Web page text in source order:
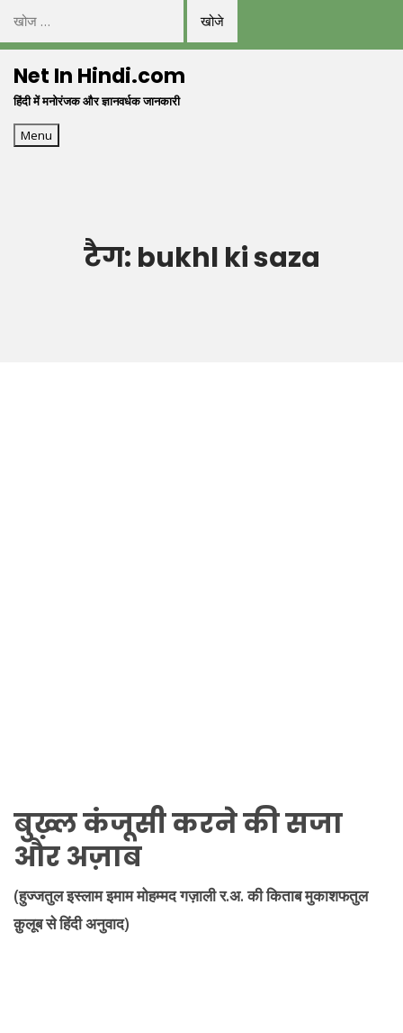
निम्न
को
खोजें:Net In Hindi.com
हिंदी में मनोरंजक और ज्ञानवर्धक जानकारी
Menu
टैग: bukhl ki saza
बुख़्ल कंजूसी करने की सजा
और अज़ाब
(हुज्जतुल इस्लाम इमाम मोहम्मद गज़ाली र.अ. की किताब मुकाशफतुल
क़ुलूब से हिंदी अनुवाद)